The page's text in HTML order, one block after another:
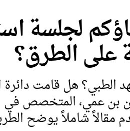
لجلسة
على الطرق؟
الطبي؟ هل قامت
بن عمي، المتخصص في
مقالاً شاملاً يوضح